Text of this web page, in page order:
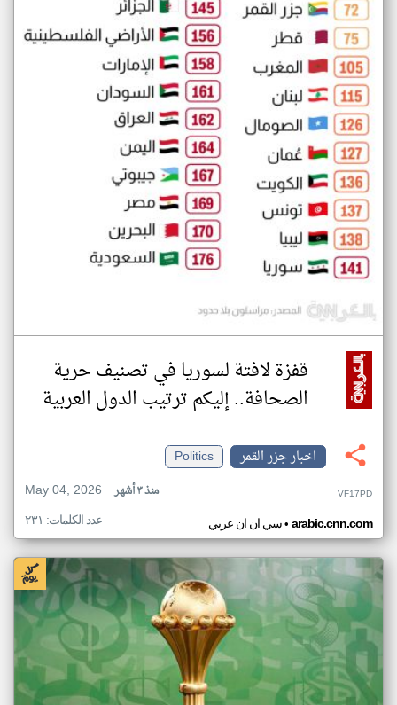
قفزة لافتة لسوريا في تصنيف حرية
الصحافة.. إليكم ترتيب الدول العربية
اخبار جزر القمر
Politics
May 04, 2026
منذ ٣ أشهر VF17PD
سي ان ان عربي• arabic.cnn.com عدد الكلمات: ٢٣١